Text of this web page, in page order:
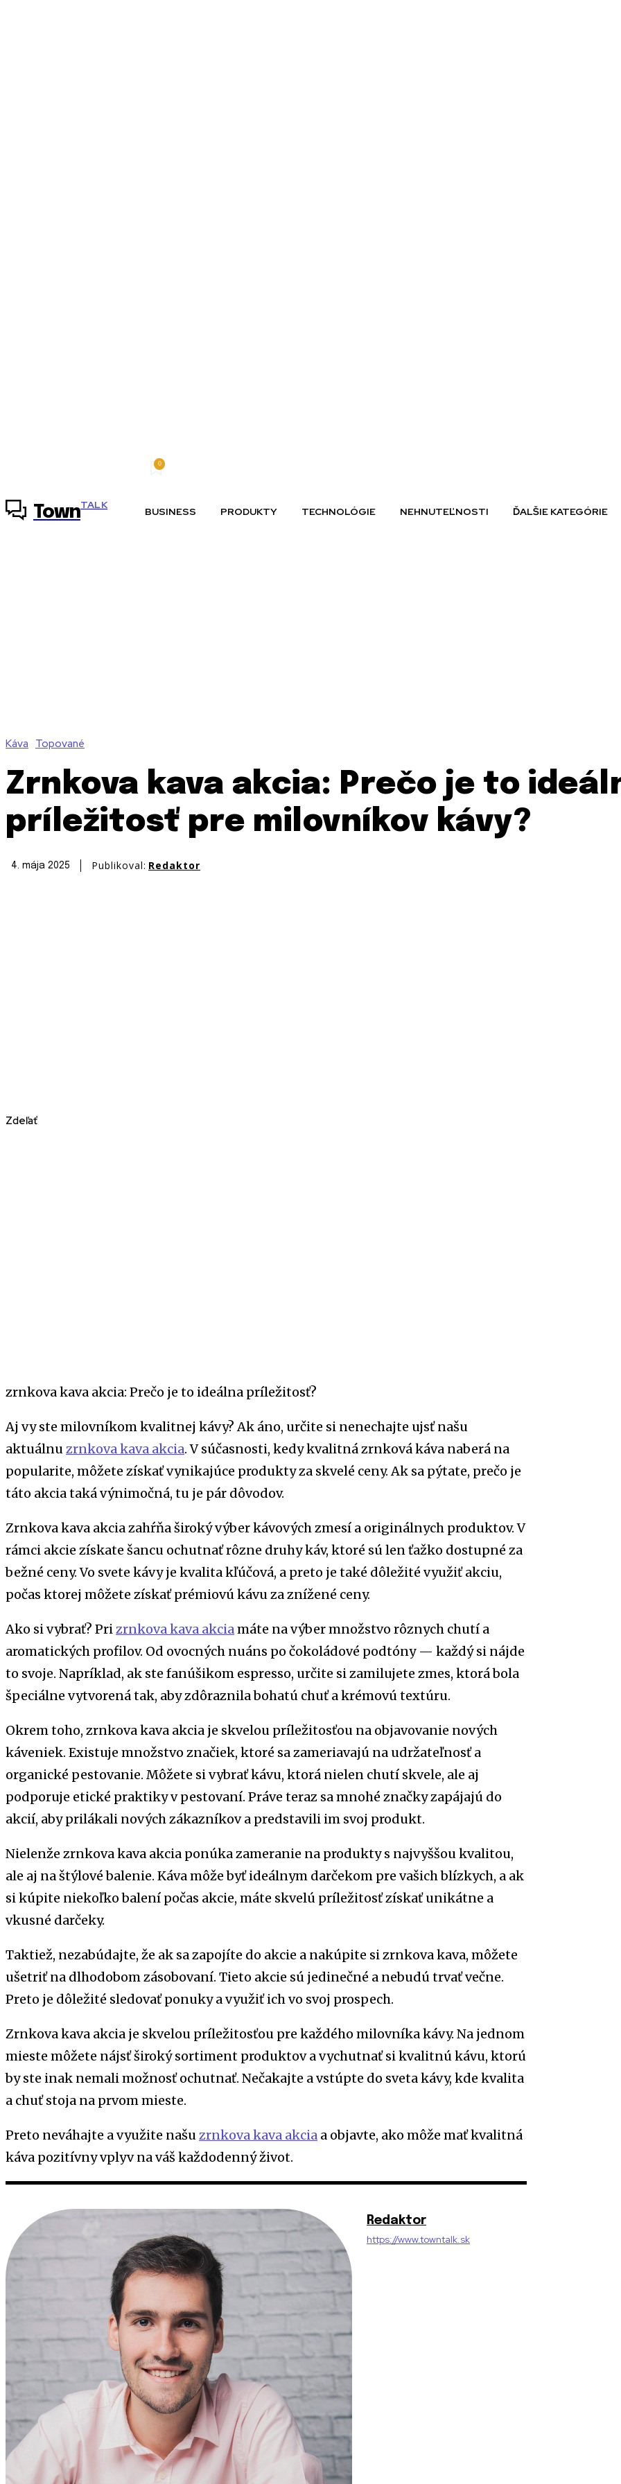
0
TownTALK
BUSINESS PRODUKTY TECHNOLÓGIE NEHNUTEĽNOSTI ĎALŠIE KATEGÓRIE
Káva Topované
Zrnkova kava akcia: Prečo je to
príležitosť pre milovníkov kávy?
4. mája 2025 Publikoval: Redaktor
Zdeľať
zrnkova kava akcia: Prečo je to ideálna príležitosť?
Aj vy ste milovníkom kvalitnej kávy? Ak áno, určite si nenechajte ujsť našu
aktuálnuzrnkova kava akcia. V súčasnosti, kedy kvalitná zrnková káva naberá na
popularite, môžete získať vynikajúce produkty za skvelé ceny. Ak sa pýtate, prečo je
táto akcia taká výnimočná, tu je pár dôvodov.
Zrnkova kava akcia zahŕňa široký výber kávových zmesí a originálnych produktov. V
rámci akcie získate šancu ochutnať rôzne druhy káv, ktoré sú len ťažko dostupné za
bežné ceny. Vo svete kávy je kvalita kľúčová, a preto je také dôležité využiť akciu,
počas ktorej môžete získať prémiovú kávu za znížené ceny.
Ako si vybrať? Prizrnkova kava akciamáte na výber množstvo rôznych chutí a
aromatických profilov. Od ovocných nuáns po čokoládové podtóny — každý si nájde
to svoje. Napríklad, ak ste fanúšikom espresso, určite si zamilujete zmes, ktorá bola
špeciálne vytvorená tak, aby zdôraznila bohatú chuť a krémovú textúru.
Okrem toho, zrnkova kava akcia je skvelou príležitosťou na objavovanie nových
káveniek. Existuje množstvo značiek, ktoré sa zameriavajú na udržateľnosť a
organické pestovanie. Môžete si vybrať kávu, ktorá nielen chutí skvele, ale aj
podporuje etické praktiky v pestovaní. Práve teraz sa mnohé značky zapájajú do
akcií, aby prilákali nových zákazníkov a predstavili im svoj produkt.
Nielenže zrnkova kava akcia ponúka zameranie na produkty s najvyššou kvalitou,
ale aj na štýlové balenie. Káva môže byť ideálnym darčekom pre vašich blízkych, a ak
si kúpite niekoľko balení počas akcie, máte skvelú príležitosť získať unikátne a
vkusné darčeky.
Taktiež, nezabúdajte, že ak sa zapojíte do akcie a nakúpite si zrnkova kava, môžete
ušetriť na dlhodobom zásobovaní. Tieto akcie sú jedinečné a nebudú trvať večne.
Preto je dôležité sledovať ponuky a využiť ich vo svoj prospech.
Zrnkova kava akcia je skvelou príležitosťou pre každého milovníka kávy. Na jednom
mieste môžete nájsť široký sortiment produktov a vychutnať si kvalitnú kávu, ktorú
by ste inak nemali možnosť ochutnať. Nečakajte a vstúpte do sveta kávy, kde kvalita
a chuť stoja na prvom mieste.
Preto neváhajte a využite našuzrnkova kava akcia a objavte, ako môže mať kvalitná
káva pozitívny vplyv na váš každodenný život.
Redaktor
https://www.towntalk.sk